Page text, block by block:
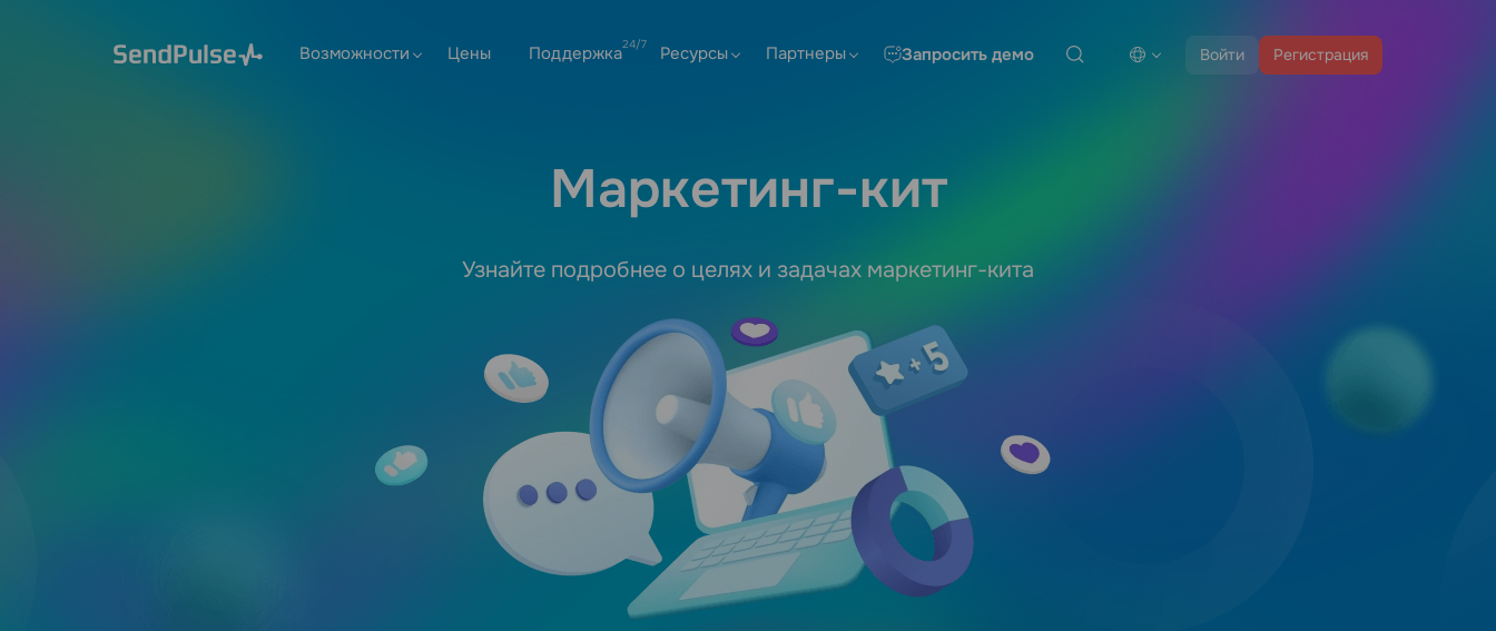
Войти Регистрация
Возможности Цены Поддержка Ресурсы Партнеры Запросить демо
Маркетинг-кит
Узнайте подробнее о целях и задачах маркетинг-кита